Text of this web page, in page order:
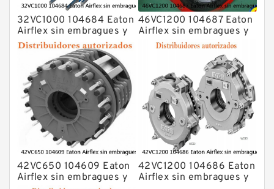
32VC1000 104684 Eaton
Airflex sin embragues y
frenos de bloqueo axial
46VC1200 104687 Eaton
Airflex sin embragues y
frenos de bloqueo axial
42VC650 104609 Eaton
Airflex sin embragues y
42VC1200 104686 Eaton
Airflex sin embragues y